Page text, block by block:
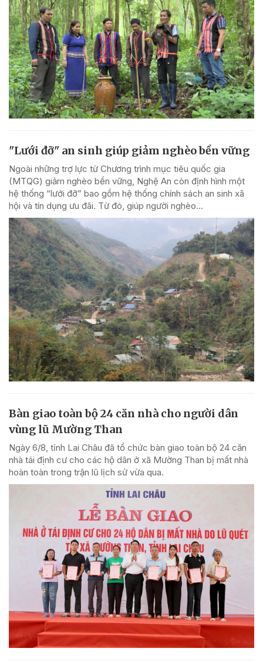
"Lưới đỡ" an sinh giúp giảm nghèo bền vững
Ngoài những trợ lực từ Chương trình mục tiêu quốc gia
(MTQG) giảm nghèo bền vững, Nghệ An còn định hình một
hệ thống “lưới đỡ” bao gồm hệ thống chính sách an sinh xã
hội và tín dụng ưu đãi. Từ đó, giúp người nghèo...
Bàn giao toàn bộ 24 căn nhà cho người dân
vùng lũ Mường Than
Ngày 6/8, tỉnh Lai Châu đã tổ chức bàn giao toàn bộ 24 căn
nhà tái định cư cho các hộ dân ở xã Mường Than bị mất nhà
hoàn toàn trong trận lũ lịch sử vừa qua.